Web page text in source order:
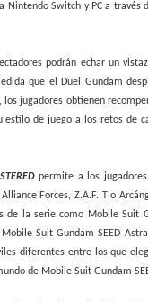
Switch y PC a través
podrán echar un
que el Duel Gundam
jugadores obtienen
de juego a los retos de
permite a los
Forces, Z.A.F. T o
la serie como Mobile Suit
Suit Gundam SEED
diferentes entre los que
de Mobile Suit Gundam